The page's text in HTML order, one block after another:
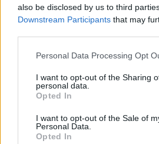
also be disclosed by us to third
Downstream Participants that may
Please note that this website/app
not limited to your visit or usage
grant or deny consent to Google and
use your data for below specified
consent section.
Personal Data Processing Opt
I want to opt-out of the Sharing
personal data.
Opted In
I want to opt-out of the Sale of
Personal Data.
Opted In
Györfi Mihály több tucat
a kerékpárgyár dolgozóinak
Rövid idő alatt számos vállalkozás
bezárása...
Szolnok